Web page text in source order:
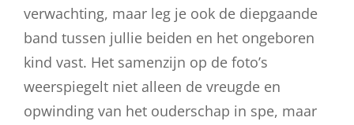
verwachting, maar leg je ook de diepgaande
band tussen jullie beiden en het ongeboren
kind vast. Het samenzijn op de foto’s
weerspiegelt niet alleen de vreugde en
opwinding van het ouderschap in spe, maar